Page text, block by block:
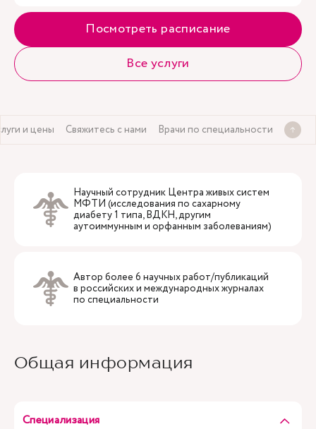
Посмотреть расписание
Все услуги
и цены Свяжитесь с нами Врачи по специальности
Научный сотрудник Центра живых систем
МФТИ (исследования по сахарному
диабету 1 типа, ВДКН, другим
аутоиммунным и орфанным заболеваниям)
Автор более 6 научных работ/публикаций
в российских и международных журналах
по специальности
Общая информация
Специализация